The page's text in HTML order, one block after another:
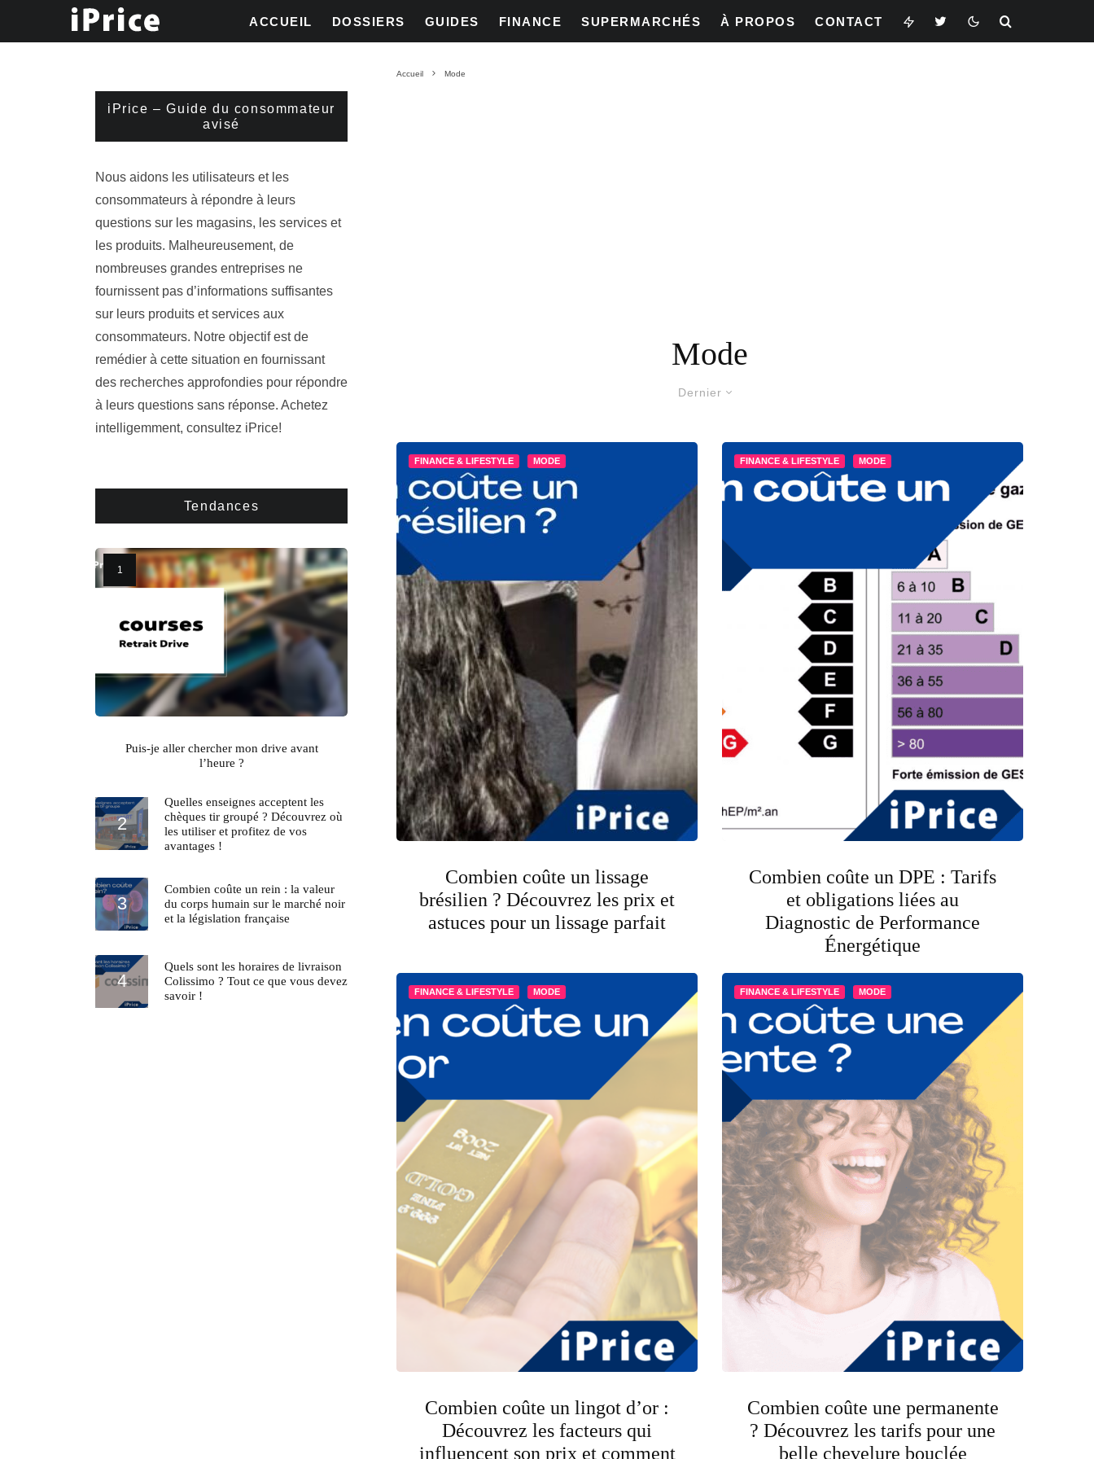
ACCUEIL DOSSIERS GUIDES FINANCE SUPERMARCHÉS À PROPOS CONTACT
Accueil Mode
Mode
Dernier
FINANCE & LIFESTYLE MODE
Combien coûte un lissage
brésilien ? Découvrez les prix et
astuces pour un lissage parfait
FINANCE & LIFESTYLE MODE
Combien coûte un DPE : Tarifs
et obligations liées au
Diagnostic de Performance
Énergétique
FINANCE & LIFESTYLE MODE
Combien coûte un lingot d’or :
Découvrez les facteurs qui
influencent son prix et comment
FINANCE & LIFESTYLE MODE
Combien coûte une permanente
? Découvrez les tarifs pour une
belle chevelure bouclée
iPrice – Guide du consommateur
avisé
Nous aidons les utilisateurs et les
consommateurs à répondre à leurs
questions sur les magasins, les services et
les produits. Malheureusement, de
nombreuses grandes entreprises ne
fournissent pas d’informations suffisantes
sur leurs produits et services aux
consommateurs. Notre objectif est de
remédier à cette situation en fournissant
des recherches approfondies pour répondre
à leurs questions sans réponse. Achetez
intelligemment, consultez iPrice!
Tendances
Puis-je aller chercher mon drive avant
l’heure ?
Quelles enseignes acceptent les
chèques tir groupé ? Découvrez où
les utiliser et profitez de vos
avantages !
Combien coûte un rein : la valeur
du corps humain sur le marché noir
et la législation française
Quels sont les horaires de livraison
Colissimo ? Tout ce que vous devez
savoir !